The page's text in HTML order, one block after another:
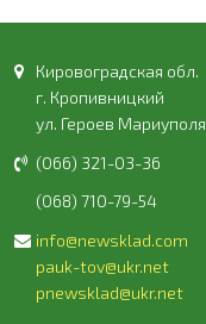
Кировоградская обл.
г. Кропивницкий
ул. Героев
(066) 321-03-36
(068) 710-79-54
info@newsklad.com
pauk-tov@ukr.net
pnewsklad@ukr.net